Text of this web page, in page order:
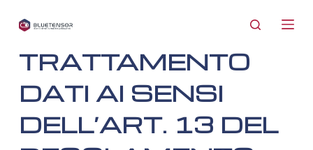
INFORMATIVA
TRATTAMENTO
DATI AI SENSI
DELL’ART. 13 DEL